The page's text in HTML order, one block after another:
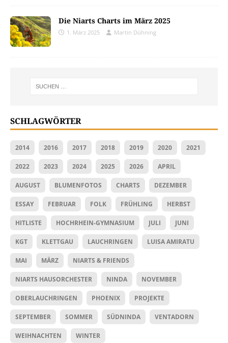
Die Niarts Charts im März 2025
1. März 2025 Martin Dühning
SCHLAGWÖRTER
2014 2016 2017 2018 2019 2020 2021
2022 2023 2024 2025 2026 APRIL
AUGUST BLUMENFOTOS CHARTS DEZEMBER
ESSAY FEBRUAR FOLK FRÜHLING HERBST
HITLISTE HOCHRHEIN-GYMNASIUM JULI JUNI
KGT KLETTGAU LAUCHRINGEN LUISA AMIRATU
MAI MÄRZ NIARTS & FRIENDS
NIARTS HAUSORCHESTER NINDA NOVEMBER
OBERLAUCHRINGEN PHOENIX PROJEKTE
SEPTEMBER SOMMER SÜDNINDA VENTADORN
WEIHNACHTEN WINTER